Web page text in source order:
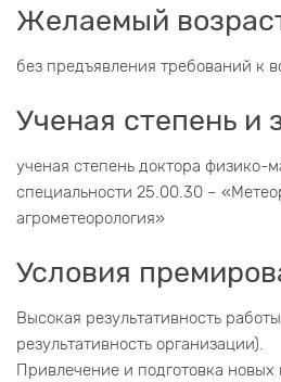
Желаемый
без предъявления требований к
Ученая степень и
ученая степень доктора физико-
специальности 25.00.30 –
агрометеорология»
Условия
Высокая результативность
результативность организации).
Привлечение и подготовка